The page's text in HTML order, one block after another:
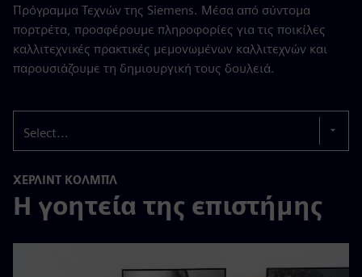
Πρόγραμμα Τεχνών της Siemens. Μέσα από σύντομα
πορτρέτα, προσφέρουμε πληροφορίες για τις ποικίλες
καλλιτεχνικές πρακτικές μεμονωμένων καλλιτεχνών και
παρουσιάζουμε τη δημιουργική τους δουλειά.
Select...
ΧΕΡΛΊΝΤ ΚΌΛΜΠΛ
Η γοητεία της επιστήμης